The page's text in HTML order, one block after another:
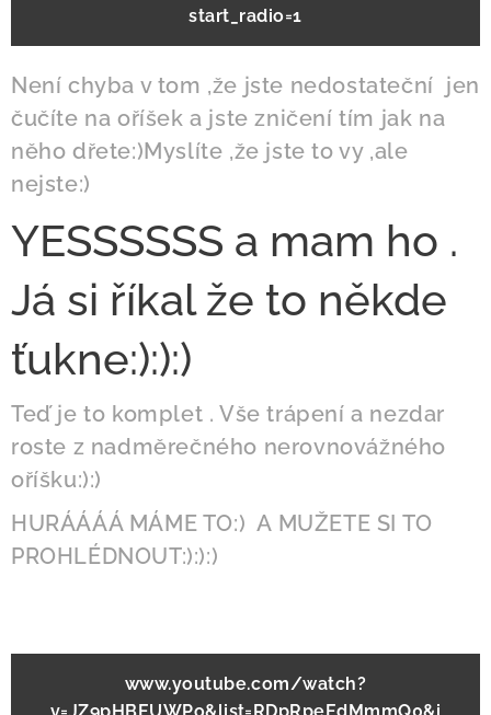
start_radio=1
Není chyba v tom ,že jste nedostateční jen
čučíte na oříšek a jste zničení tím jak na
něho dřete:)Myslíte ,že jste to vy ,ale
nejste:)
YESSSSSS a mam ho .
Já si říkal že to někde
ťukne:):):)
Teď je to komplet . Vše trápení a nezdar
roste z nadměrečného nerovnovážného
oříšku:):)
HURÁÁÁÁ MÁME TO:) A MUŽETE SI TO
PROHLÉDNOUT:):):)
www.youtube.com/watch?